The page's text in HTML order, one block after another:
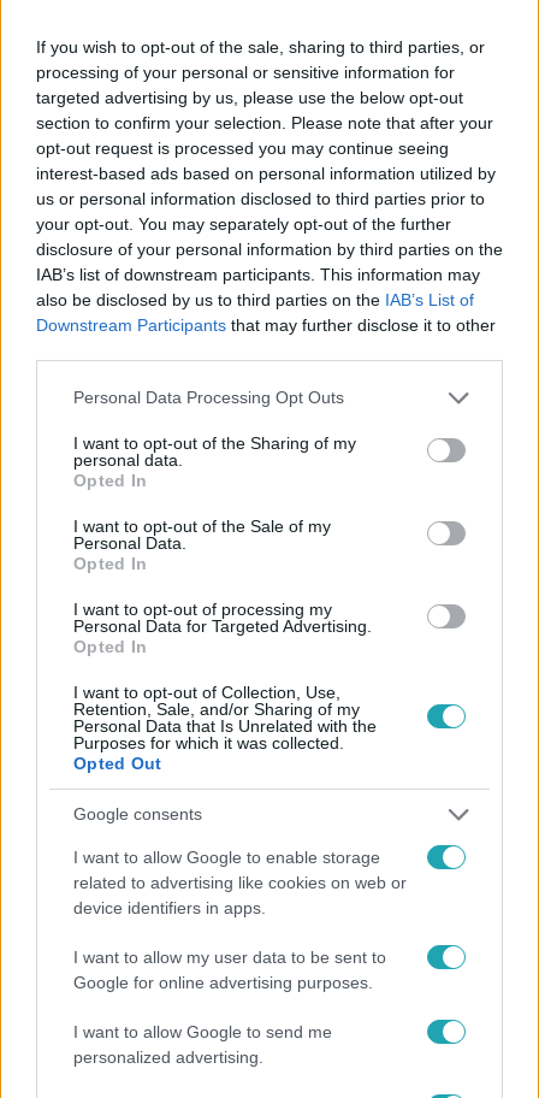
If you wish to opt-out of the sale, sharing to third parties, or
processing of your personal or sensitive information for
targeted advertising by us, please use the below opt-out
section to confirm your selection. Please note that after your
opt-out request is processed you may continue seeing
interest-based ads based on personal information utilized by
us or personal information disclosed to third parties prior to
your opt-out. You may separately opt-out of the further
disclosure of your personal information by third parties on the
IAB’s list of downstream participants. This information may
also be disclosed by us to third parties on the IAB’s List of
Downstream Participants that may further disclose it to other
Please note that this website/app uses one or more Google
not limited to your visit or usage behaviour. You may click to
grant or deny consent to Google and its third-party tags to
use your data for below specified purposes in below Google
consent section.
Personal Data Processing Opt Outs
I want to opt-out of the Sharing of my
personal data.
Opted In
I want to opt-out of the Sale of my
Personal Data.
Opted In
I want to opt-out of processing my
Personal Data for Targeted Advertising.
Opted In
I want to opt-out of Collection, Use,
Retention, Sale, and/or Sharing of my
Personal Data that Is Unrelated with the
Purposes for which it was collected.
Opted Out
Google consents
I want to allow Google to enable storage
related to advertising like cookies on web or
device identifiers in apps.
I want to allow my user data to be sent to
Google for online advertising purposes.
I want to allow Google to send me
personalized advertising.
Kövess minket, és értesülj a friss hírekről a
Facebookon is!
Követem
GYANÚSÍTOTT #CSECSEMŐHALÁL
CSALÁDSEGÍTŐ # GYERMEKVÉDELEM KIHALLGATÁS
Népszerű